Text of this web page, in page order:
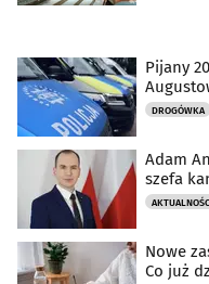
Pijany
DROGÓWKA
Adam
szefa
Nowe
Co już